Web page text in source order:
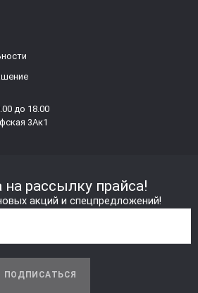
до 18.00
3Ак1
рассылку прайса!
акций и спецпредложений!
ПОДПИСАТЬСЯ